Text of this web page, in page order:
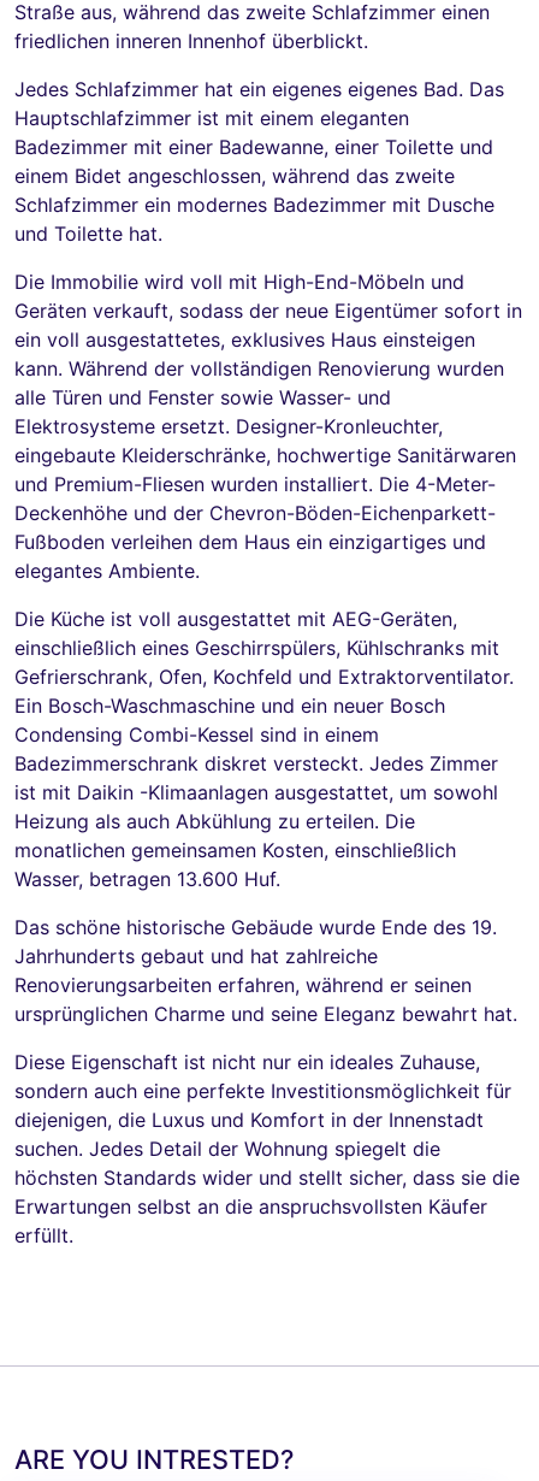
Straße aus, während das zweite Schlafzimmer einen
friedlichen inneren Innenhof überblickt.
Jedes Schlafzimmer hat ein eigenes eigenes Bad. Das
Hauptschlafzimmer ist mit einem eleganten
Badezimmer mit einer Badewanne, einer Toilette und
einem Bidet angeschlossen, während das zweite
Schlafzimmer ein modernes Badezimmer mit Dusche
und Toilette hat.
Die Immobilie wird voll mit High-End-Möbeln und
Geräten verkauft, sodass der neue Eigentümer sofort in
ein voll ausgestattetes, exklusives Haus einsteigen
kann. Während der vollständigen Renovierung wurden
alle Türen und Fenster sowie Wasser- und
Elektrosysteme ersetzt. Designer-Kronleuchter,
eingebaute Kleiderschränke, hochwertige Sanitärwaren
und Premium-Fliesen wurden installiert. Die 4-Meter-
Deckenhöhe und der Chevron-Böden-Eichenparkett-
Fußboden verleihen dem Haus ein einzigartiges und
elegantes Ambiente.
Die Küche ist voll ausgestattet mit AEG-Geräten,
einschließlich eines Geschirrspülers, Kühlschranks mit
Gefrierschrank, Ofen, Kochfeld und Extraktorventilator.
Ein Bosch-Waschmaschine und ein neuer Bosch
Condensing Combi-Kessel sind in einem
Badezimmerschrank diskret versteckt. Jedes Zimmer
ist mit Daikin -Klimaanlagen ausgestattet, um sowohl
Heizung als auch Abkühlung zu erteilen. Die
monatlichen gemeinsamen Kosten, einschließlich
Wasser, betragen 13.600 Huf.
Das schöne historische Gebäude wurde Ende des 19.
Jahrhunderts gebaut und hat zahlreiche
Renovierungsarbeiten erfahren, während er seinen
ursprünglichen Charme und seine Eleganz bewahrt hat.
Diese Eigenschaft ist nicht nur ein ideales Zuhause,
sondern auch eine perfekte Investitionsmöglichkeit für
diejenigen, die Luxus und Komfort in der Innenstadt
suchen. Jedes Detail der Wohnung spiegelt die
höchsten Standards wider und stellt sicher, dass sie die
Erwartungen selbst an die anspruchsvollsten Käufer
erfüllt.
ARE YOU INTRESTED?